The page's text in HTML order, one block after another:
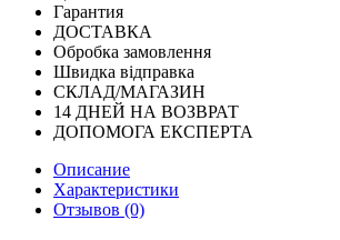
Гарантия
ДОСТАВКА
Обробка замовлення
Швидка відправка
СКЛАД/МАГАЗИН
14 ДНЕЙ НА ВОЗВРАТ
ДОПОМОГА ЕКСПЕРТА
Описание
Характеристики
Отзывов (0)